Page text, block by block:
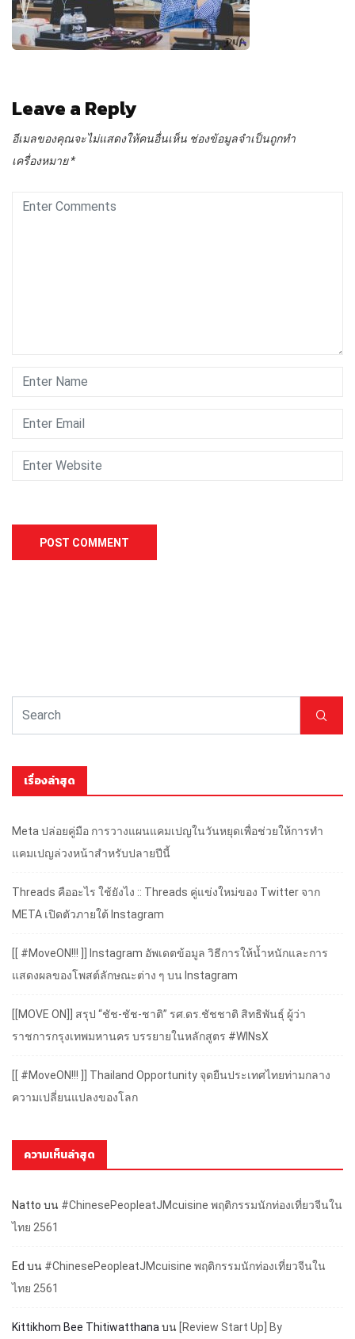
Leave a Reply
อีเมลของคุณจะไม่แสดงให้คนอื่นเห็น ช่องข้อมูลจำเป็นถูกทำ
เครื่องหมาย*
เรื่องล่าสุด
Meta ปล่อยคู่มือ การวางแผนแคมเปญในวันหยุดเพื่อช่วยให้การทำ
แคมเปญล่วงหน้าสำหรับปลายปีนี้
Threads คืออะไร ใช้ยังไง :: Threads คู่แข่งใหม่ของ Twitter จาก
META เปิดตัวภายใต้ Instagram
[[ #MoveON!!! ]] Instagram อัพเดตข้อมูล วิธีการให้น้ำหนักและการ
แสดงผลของโพสต์ลักษณะต่าง ๆ บน Instagram
[[MOVE ON]] สรุป “ชัช-ชัช-ชาติ” รศ.ดร.ชัชชาติ สิทธิพันธุ์ ผู้ว่า
ราชการกรุงเทพมหานคร บรรยายในหลักสูตร #WINsX
[[ #MoveON!!! ]] Thailand Opportunity จุดยืนประเทศไทยท่ามกลาง
ความเปลี่ยนแปลงของโลก
ความเห็นล่าสุด
Natto บน #ChinesePeopleatJMcuisine พฤติกรรมนักท่องเที่ยวจีนใน
ไทย 2561
Ed บน #ChinesePeopleatJMcuisine พฤติกรรมนักท่องเที่ยวจีนใน
ไทย 2561
Kittikhom Bee Thitiwatthana บน [Review Start Up] By